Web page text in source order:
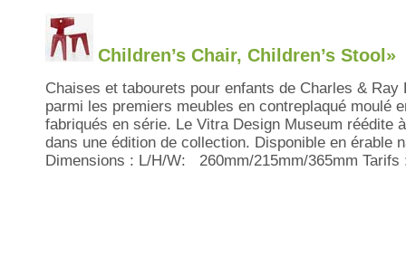
Children’s Chair, Children’s Stool»
Chaises et tabourets pour enfants de Charles &
parmi les premiers meubles en contreplaqué moulé
fabriqués en série. Le Vitra Design Museum réédite
dans une édition de collection. Disponible en érable
Dimensions : L/H/W: 260mm/215mm/365mm